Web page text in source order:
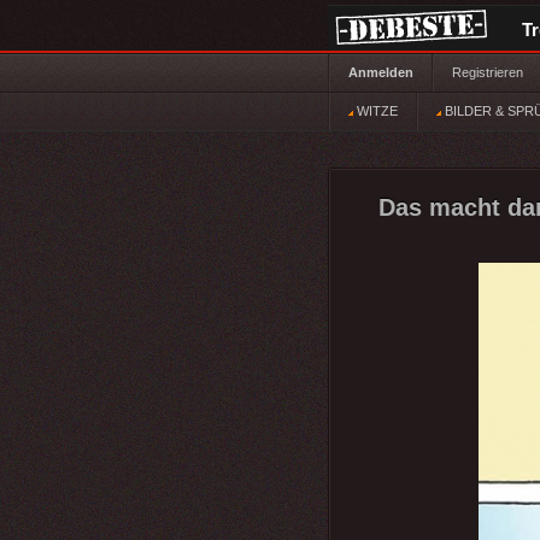
Anmelden Registrieren
WITZE BILDER &
Das macht